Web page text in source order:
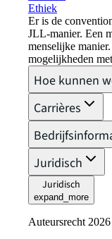
Ethiek
Er is de
JLL-manier. Een
menselijke
mogelijkheden
Hoe kunnen
Carrières
Juridisch
Juridisch
expand_more
Auteursrecht